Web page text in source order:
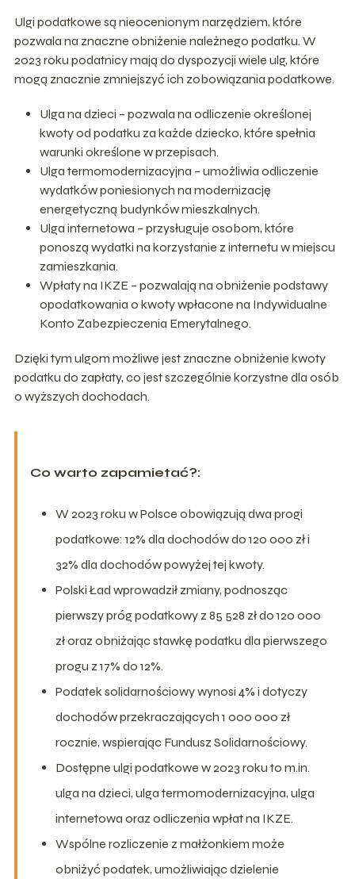
Ulgi podatkowe są nieocenionym narzędziem, które
pozwala na znaczne obniżenie należnego podatku. W
2023 roku podatnicy mają do dyspozycji wiele ulg, które
mogą znacznie zmniejszyć ich zobowiązania podatkowe.
Ulga na dzieci – pozwala na odliczenie określonej
kwoty od podatku za każde dziecko, które spełnia
warunki określone w przepisach.
Ulga termomodernizacyjna – umożliwia odliczenie
wydatków poniesionych na modernizację
energetyczną budynków mieszkalnych.
Ulga internetowa – przysługuje osobom, które
ponoszą wydatki na korzystanie z internetu w miejscu
zamieszkania.
Wpłaty na IKZE – pozwalają na obniżenie podstawy
opodatkowania o kwoty wpłacone na Indywidualne
Konto Zabezpieczenia Emerytalnego.
Dzięki tym ulgom możliwe jest znaczne obniżenie kwoty
podatku do zapłaty, co jest szczególnie korzystne dla osób
o wyższych dochodach.
Co warto zapamietać?:
W 2023 roku w Polsce obowiązują dwa progi
podatkowe: 12% dla dochodów do 120 000 zł i
32% dla dochodów powyżej tej kwoty.
Polski Ład wprowadził zmiany, podnosząc
pierwszy próg podatkowy z 85 528 zł do 120 000
zł oraz obniżając stawkę podatku dla pierwszego
progu z 17% do 12%.
Podatek solidarnościowy wynosi 4% i dotyczy
dochodów przekraczających 1 000 000 zł
rocznie, wspierając Fundusz Solidarnościowy.
Dostępne ulgi podatkowe w 2023 roku to m.in.
ulga na dzieci, ulga termomodernizacyjna, ulga
internetowa oraz odliczenia wpłat na IKZE.
Wspólne rozliczenie z małżonkiem może
obniżyć podatek, umożliwiając dzielenie